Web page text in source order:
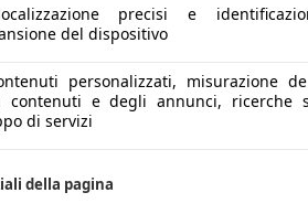
precisi e
del dispositivo
personalizzati, misurazione
contenuti e degli annunci, ricerche
di servizi
della pagina